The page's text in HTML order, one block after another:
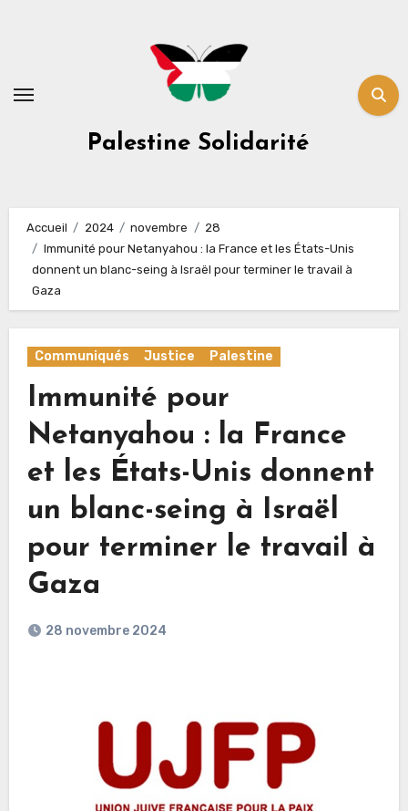
Palestine Solidarité
Accueil 2024 novembre
28
Immunité pour Netanyahou : la France et les États-Unis
donnent un blanc-seing à Israël pour terminer le travail à
Gaza
Communiqués Justice Palestine
Immunité pour
Netanyahou : la France
et les États-Unis donnent
un blanc-seing à Israël
pour terminer le travail à
Gaza
28 novembre 2024